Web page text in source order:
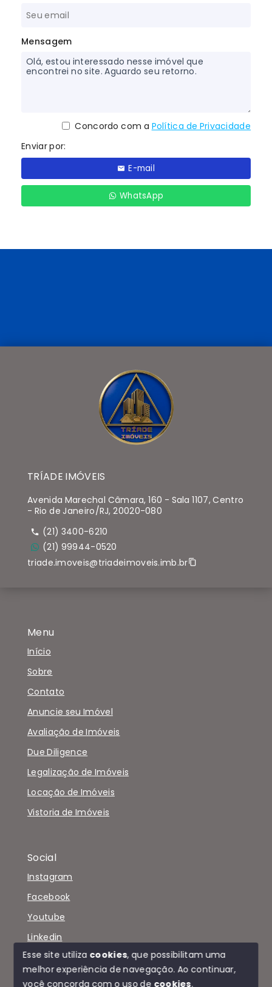
Mensagem
Concordo com a Política de Privacidade
Enviar por:
E-mail
WhatsApp
Menu
Início
Sobre
Contato
Anuncie seu Imóvel
Avaliação de Imóveis
Due Diligence
Legalização de Imóveis
Locação de Imóveis
Vistoria de Imóveis
Social
Instagram
Facebook
Youtube
Linkedin
TRÍADE IMÓVEIS
Avenida Marechal Câmara, 160 - Sala 1107, Centro
- Rio de Janeiro/RJ, 20020-080
(21) 3400-6210
(21) 99944-0520
triade.imoveis@triadeimoveis.imb.br
Esse site utiliza cookies, que possibilitam uma
melhor experiência de navegação.Ao continuar,
você concorda com o uso de cookies.